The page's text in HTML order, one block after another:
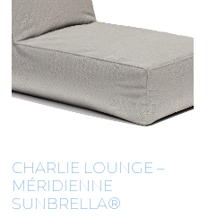
CHARLIE LOUNGE –
MÉRIDIENNE
SUNBRELLA®